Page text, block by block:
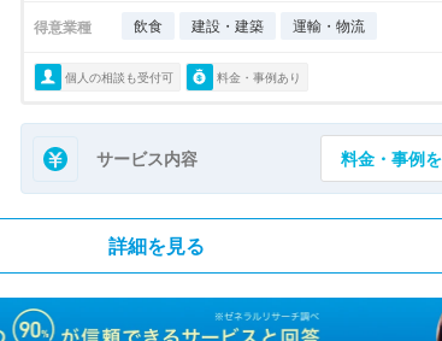
得意業種 飲食 建設・建築 運輸・物流
個人の相談も受付可 料金・事例あり
サービス内容 料金・事例
詳細を見る